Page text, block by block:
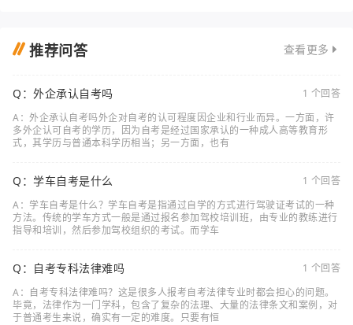
推荐问答 查看更多
Q：外企承认自考吗
1 个回答
A：外企承认自考吗外企对自考的认可程度因企业和行业而异。一方面，许
多外企认可自考的学历，因为自考是经过国家承认的一种成人高等教育形
式，其学历与普通本科学历相当；另一方面，也有
Q：学车自考是什么
1 个回答
A：学车自考是什么？学车自考是指通过自学的方式进行驾驶证考试的一种
方法。传统的学车方式一般是通过报名参加驾校培训班，由专业的教练进行
指导和培训，然后参加驾校组织的考试。而学车
Q：自考专科法律难吗
1 个回答
A：自考专科法律难吗？这是很多人报考自考法律专业时都会担心的问题。
毕竟，法律作为一门学科，包含了复杂的法理、大量的法律条文和案例，对
于普通考生来说，确实有一定的难度。只要有恒